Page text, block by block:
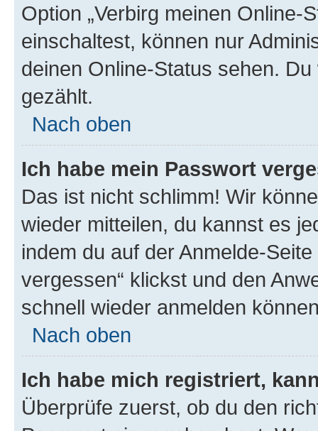
Option „Verbirg meinen Online-
einschaltest, können nur
deinen Online-Status sehen.
gezählt.
Nach oben
Ich habe mein Passwort
Das ist nicht schlimm! Wir
wieder mitteilen, du kannst es
indem du auf der Anmelde-
vergessen“ klickst und den
schnell wieder anmelden
Nach oben
Ich habe mich registriert,
Überprüfe zuerst, ob du den